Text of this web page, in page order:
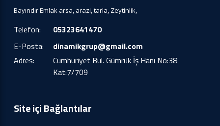
Bayındır Emlak arsa, arazi, tarla, Zeytinlik,
Telefon:
05323641470
E-Posta:
dinamikgrup@gmail.com
Adres:
Cumhuriyet Bul. Gümrük İş Hanı No:38
Kat:7/709
Site içi Bağlantılar